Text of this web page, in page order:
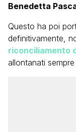
Benedetta
Questo ha poi
definitivamente,
riconciliamento
allontanati